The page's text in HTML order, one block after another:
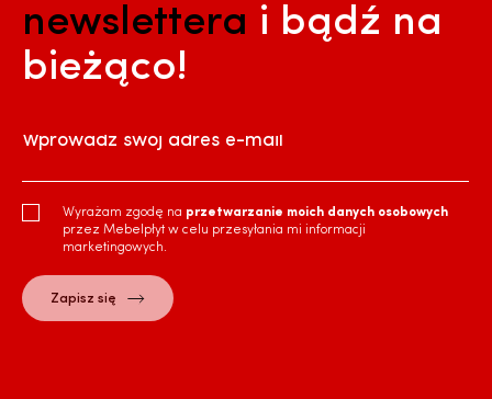
newslettera i bądź na
bieżąco!
Wprowadź swój adres e-mail
Wyrażam zgodę na przetwarzanie moich danych osobowych
przez Mebelpłyt w celu przesyłania mi informacji
marketingowych.